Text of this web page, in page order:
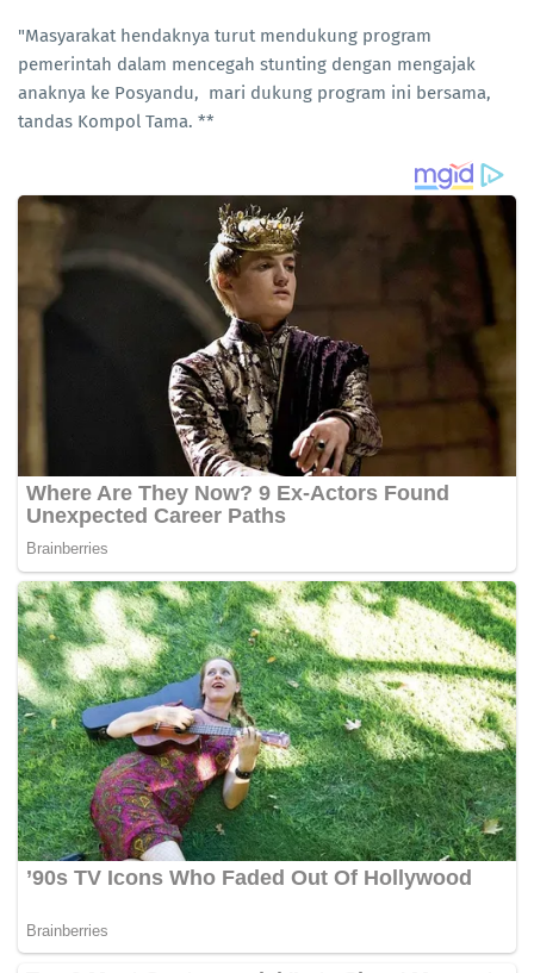
"Masyarakat hendaknya turut mendukung program
pemerintah dalam mencegah stunting dengan mengajak
anaknya ke Posyandu, mari dukung program ini bersama,
tandas Kompol Tama. **